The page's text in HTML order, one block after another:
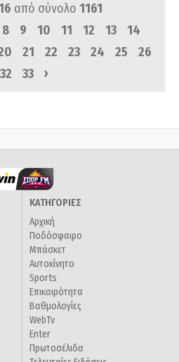
από σύνολο 1161
8 9 10 11 12 13
14
21 22 23 24 25
26
32 33 ›
ΚΑΤΗΓΟΡΙΕΣ
Αρχική
Ποδόσφαιρο
Μπάσκετ
Αυτοκίνητο
Sports
Επικαιρότητα
Βαθμολογίες
WebTv
Enter
Πρωτοσέλιδα